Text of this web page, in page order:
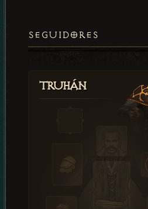
SEGUIDORES
Truhán